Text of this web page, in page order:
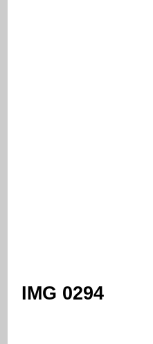
IMG 0294